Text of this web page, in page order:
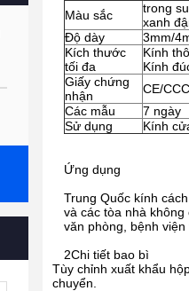
Màu sắc
trong
xanh
Độ dày
3mm/
Kích thước
tối đa
Kính
Kính
Giấy chứng
nhận
CE/
Các mẫu
7 ngày
Sử dụng
Kính
Ứng dụng
Trung Quốc kính
và các tòa nhà
văn phòng, bệnh
2Chi tiết bao bì
Tùy chỉnh xuất khẩu
chuyển.